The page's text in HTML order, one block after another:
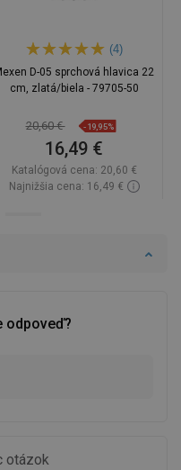
odpoveď?
otázok
(4)
D-05 sprchová hlavica 22
cm, zlatá/biela - 79705-50
20,60 € -19,95%
16,49 €
Katalógová cena: 20,60 €
Najnižšia cena: 16,49 €